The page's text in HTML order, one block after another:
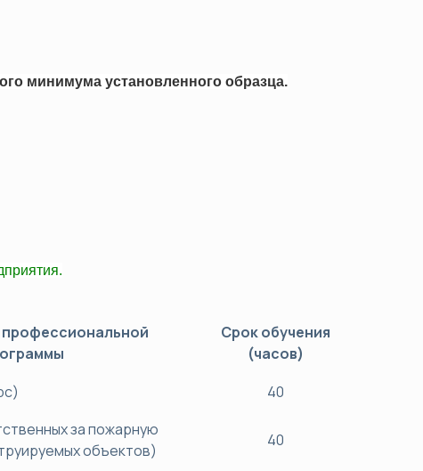
минимума установленного образца.
Срок обучения
(часов)
40
за пожарную
объектов)
40